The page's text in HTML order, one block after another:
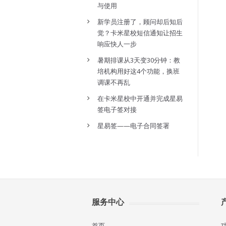
与使用
新学员注册了，顾问却后知后
觉？卡米星校短信通知让招生
响应快人一步
暑期排课从3天变30分钟：教
培机构用好这4个功能，换班
调课不再乱
在卡米星校中开通并完成星易
签电子签对接
星易签——电子合同签署
服务中心